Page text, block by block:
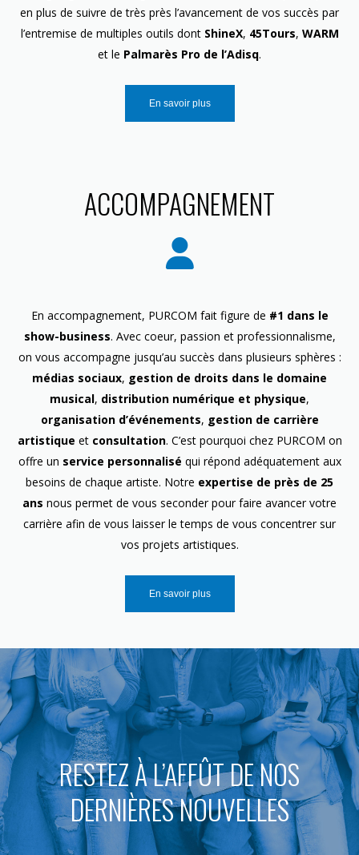
en plus de suivre de très près l’avancement de vos succès par
l’entremise de multiples outils dont ShineX, 45Tours, WARM
et le Palmarès Pro de l’Adisq.
En savoir plus
ACCOMPAGNEMENT
En accompagnement, PURCOM fait figure de #1 dans le
show-business. Avec coeur, passion et professionnalisme,
on vous accompagne jusqu’au succès dans plusieurs sphères :
médias sociaux, gestion de droits dans le domaine
musical, distribution numérique et physique,
organisation d’événements, gestion de carrière
artistique etconsultation. C’est pourquoi chez PURCOM on
offre un service personnalisé qui répond adéquatement aux
besoins de chaque artiste. Notre expertise de près de 25
ans nous permet de vous seconder pour faire avancer votre
carrière afin de vous laisser le temps de vous concentrer sur
vos projets artistiques.
En savoir plus
RESTEZ À L’AFFÛT DE NOS
DERNIÈRES NOUVELLES